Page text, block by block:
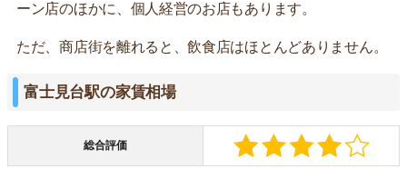
ーン店のほかに、個人経営のお店もあります。
ただ、商店街を離れると、飲食店はほとんどありません。
富士見台駅の家賃相場
総合評価